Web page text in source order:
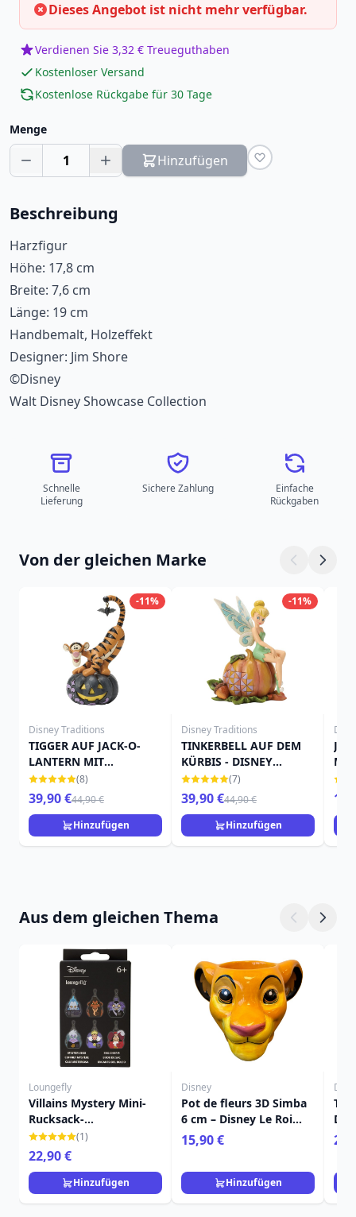
Dieses Angebot ist nicht mehr verfügbar.
Verdienen Sie 3,32 € Treueguthaben
Kostenloser Versand
Kostenlose Rückgabe für 30 Tage
Menge
1 Hinzufügen
Beschreibung
Harzfigur
Höhe: 17,8 cm
Breite: 7,6 cm
Länge: 19 cm
Handbemalt, Holzeffekt
Designer: Jim Shore
©Disney
Walt Disney Showcase Collection
Schnelle
Lieferung
Sichere Zahlung
Einfache
Rückgaben
Von der gleichen Marke
-11%
Disney Traditions
TIGGER AUF JACK-O-
LANTERN MIT
FLEDERMAUS - DISNEY
TRADITIONS
(8)
39,90 €44,90 €
Hinzufügen
-11%
Disney Traditions
TINKERBELL AUF DEM
KÜRBIS - DISNEY
TRADITIONS
(7)
39,90 €44,90 €
Hinzufügen
Aus dem gleichen Thema
Loungefly
Villains Mystery Mini-
Rucksack-
Schlüsselanhänger -
Disney Loungefly
(1)
22,90 €
Hinzufügen
Disney
Pot de fleurs 3D Simba
6 cm – Disney Le Roi
Lion
15,90 €
Hinzufügen